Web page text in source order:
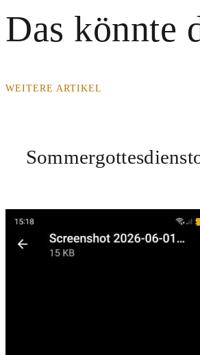
Das könnte
WEITERE ARTIKEL